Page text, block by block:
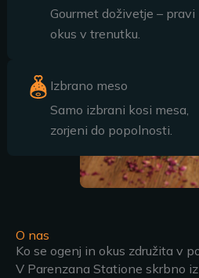
Gourmet doživetje – pravi
okus v trenutku.
Izbrano meso
Samo izbrani kosi mesa,
zorjeni do popolnosti.
O nas
Ko se ogenj in okus združita v
V Parenzana Statione skrbno